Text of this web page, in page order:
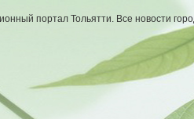
портал Тольятти. Все новости